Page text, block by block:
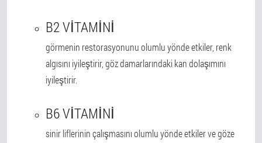
B2 VITAMINI
görmenin restorasyonunu olumlu yönde etkiler, renk
algısını iyileştirir, göz damarlarındaki kan dolaşımını
iyileştirir.
B6 VITAMINI
sinir liflerinin çalışmasını olumlu yönde etkiler ve göze